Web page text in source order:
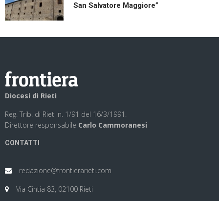
San Salvatore Maggiore”
Diocesi di Rieti
Reg. Trib. di Rieti n. 1/91 del 16/3/1991.
Direttore responsabile Carlo Cammoranesi
CONTATTI
redazione@frontierarieti.com
Via Cintia 83, 02100 Rieti